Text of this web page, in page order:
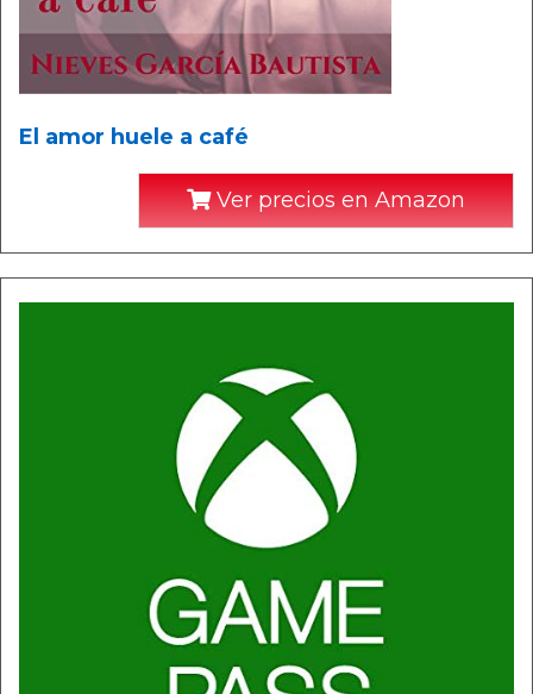
El amor huele a café
Ver precios en Amazon